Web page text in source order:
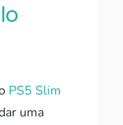
PS5 Slim
uma